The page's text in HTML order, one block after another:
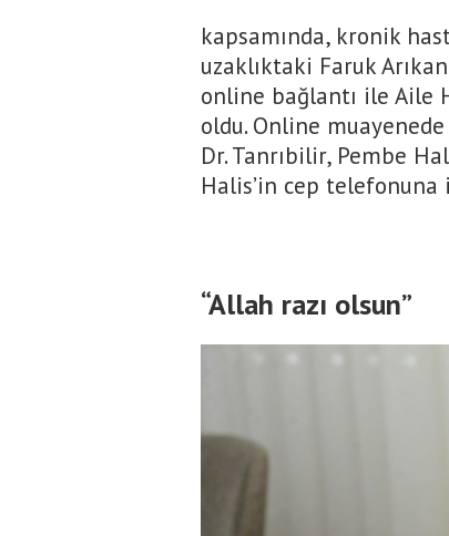
kapsamında, kronik
uzaklıktaki Faruk
online bağlantı ile Aile
oldu. Online muayenede
Dr. Tanrıbilir, Pembe
Halis’in cep
“Allah razı olsun”